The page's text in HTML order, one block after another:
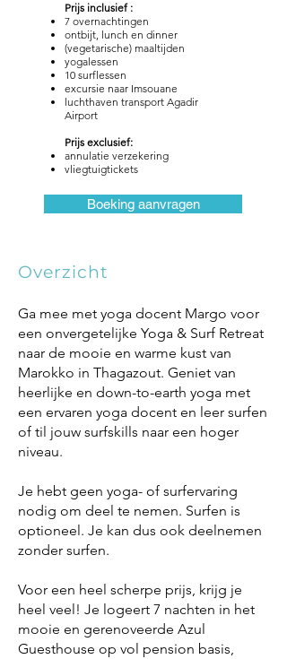
Prijs inclusief :
7 overnachtingen
ontbijt, lunch en dinner
(vegetarische) maaltijden
yogalessen
10 surflessen
excursie naar Imsouane
luchthaven transport Agadir
Airport
Prijs exclusief:
annulatie verzekering
vliegtuigtickets​​
Boeking aanvragen
Overzicht
Ga mee met yoga docent Margo voor
een onvergetelijke Yoga & Surf Retreat
naar de mooie en warme kust van
Marokko in Thagazout. Geniet van
heerlijke en down-to-earth yoga met
een ervaren yoga docent en leer surfen
of til jouw surfskills naar een hoger
niveau.
Je hebt geen yoga- of surfervaring
nodig om deel te nemen. Surfen is
optioneel. Je kan dus ook deelnemen
zonder surfen.
Voor een heel scherpe prijs, krijg je
heel veel! Je logeert 7 nachten in het
mooie en gerenoveerde Azul
Guesthouse op vol pension basis,